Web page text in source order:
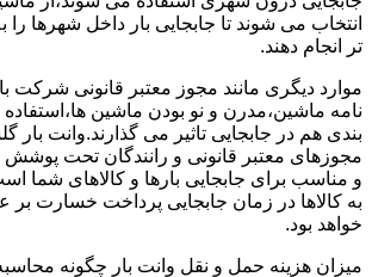
انتخاب می شوند تا جابجایی بار داخل شهرها
تر انجام دهند.
موارد دیگری مانند مجوز معتبر قانونی شرکت
نامه ماشین،مدرن و نو بودن ماشین ها،استفاده
بندی هم در جابجایی تاثیر می گذارند.وانت بار
مجوزهای معتبر قانونی و رانندگان تحت پوشش
و مناسب برای جابجایی بارها و کالاهای
به کالاها در زمان جابجایی پرداخت خسارت
خواهد بود.
میزان هزینه حمل و نقل وانت بار چگونه